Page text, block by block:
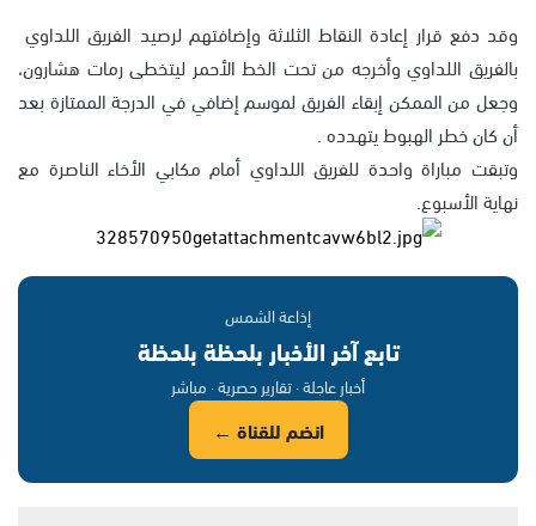
وقد دفع قرار إعادة النقاط الثلاثة وإضافتهم لرصيد الفريق اللداوي
بالفريق اللداوي وأخرجه من تحت الخط الأحمر ليتخطى رمات هشارون،
وجعل من الممكن إبقاء الفريق لموسم إضافي في الدرجة الممتازة بعد
أن كان خطر الهبوط يتهدده .
وتبقت مباراة واحدة للفريق اللداوي أمام مكابي الأخاء الناصرة مع
نهاية الأسبوع.
إذاعة الشمس
تابع آخر الأخبار بلحظة بلحظة
أخبار عاجلة · تقارير حصرية · مباشر
انضم للقناة ←